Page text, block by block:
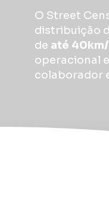
O Street
distribuição
de até
operacional
colaborador